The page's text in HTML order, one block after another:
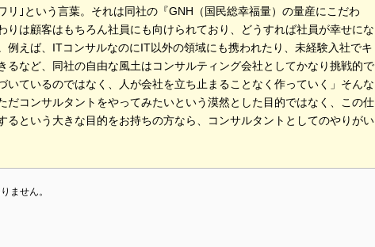
リ｣という言葉。それは同社の『GNH（国民総幸福量）の量産にこだわ
りは顧客はもちろん社員にも向けられており、どうすれば社員が幸せにな
例えば、ITコンサルなのにIT以外の領域にも携われたり、未経験入社でキ
るなど、同社の自由な風土はコンサルティング会社としてかなり挑戦的で
いているのではなく、人が会社を立ち止まることなく作っていく」そんな
だコンサルタントをやってみたいという漠然とした目的ではなく、この仕
るという大きな目的をお持ちの方なら、コンサルタントとしてのやりがい
ません。